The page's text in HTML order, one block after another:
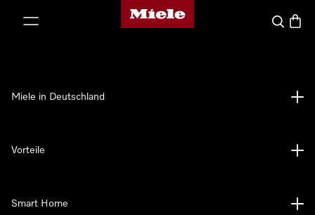
Miele-Homepage
Suche
Miele in Deutschland
Vorteile
Smart Home